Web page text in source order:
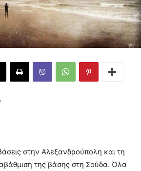
στην Αλεξανδρούπολη και τη
της βάσης στη Σούδα. Όλα